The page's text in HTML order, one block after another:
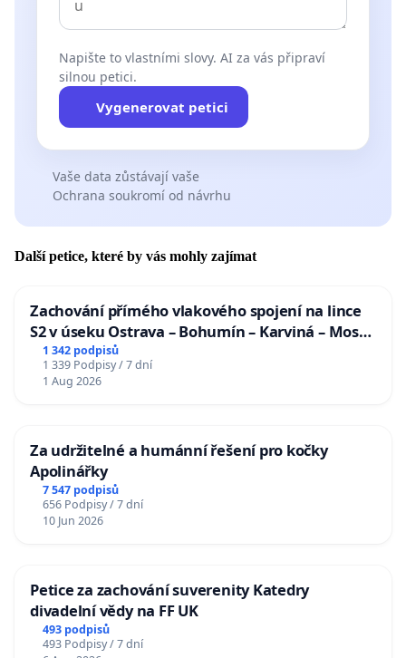
Napište to vlastními slovy. AI za vás připraví
silnou petici.
Vygenerovat petici
Vaše data zůstávají vaše
Ochrana soukromí od návrhu
Další petice, které by vás mohly zajímat
Zachování přímého vlakového spojení na lince
S2 v úseku Ostrava – Bohumín – Karviná – Mosty
u Jablunkova
1 342 podpisů
1 339 Podpisy / 7 dní
1 Aug 2026
Za udržitelné a humánní řešení pro kočky
Apolinářky
7 547 podpisů
656 Podpisy / 7 dní
10 Jun 2026
Petice za zachování suverenity Katedry
divadelní vědy na FF UK
493 podpisů
493 Podpisy / 7 dní